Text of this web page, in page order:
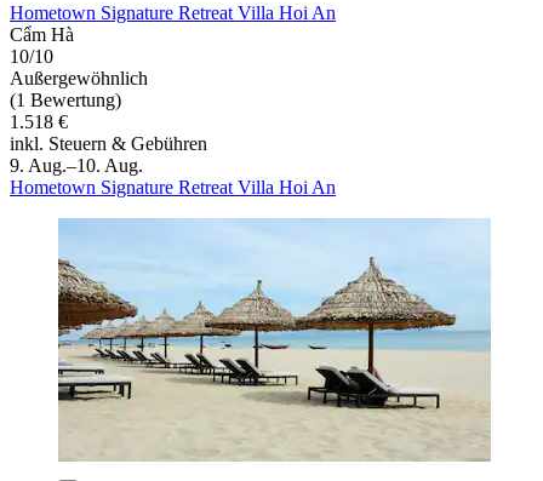
Hometown Signature Retreat Villa Hoi An
Cẩm Hà
10/10
Außergewöhnlich
(1 Bewertung)
1.518 €
inkl. Steuern & Gebühren
9. Aug.–10. Aug.
Hometown Signature Retreat Villa Hoi An